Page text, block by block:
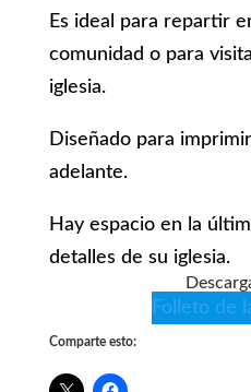
Es ideal para repartir
comunidad o para
iglesia.
Diseñado para
adelante.
Hay espacio en la
detalles de su iglesia.
Folleto de
Comparte esto: